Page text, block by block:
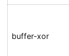
buffer-xor